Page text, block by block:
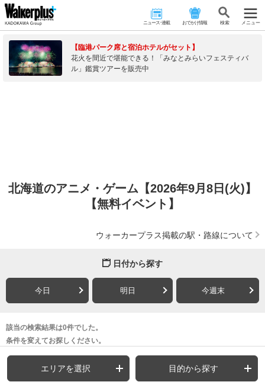
ニュース･連載 おでかけ情報 検 索 メニュー
【臨港パーク席と宿泊ホテルがセット】
花火を間近で堪能できる！「みなとみらいフェスティバ
ル」鑑賞ツアーを販売中
北海道のアニメ・ゲーム【2026年9月8日(火)】
【無料イベント】
ウォーカープラス掲載の駅・路線について
日付から探す
今日 明日 今週末
該当の検索結果は0件でした。
条件を変えてお探しください。
エリアを選択 目的から探す